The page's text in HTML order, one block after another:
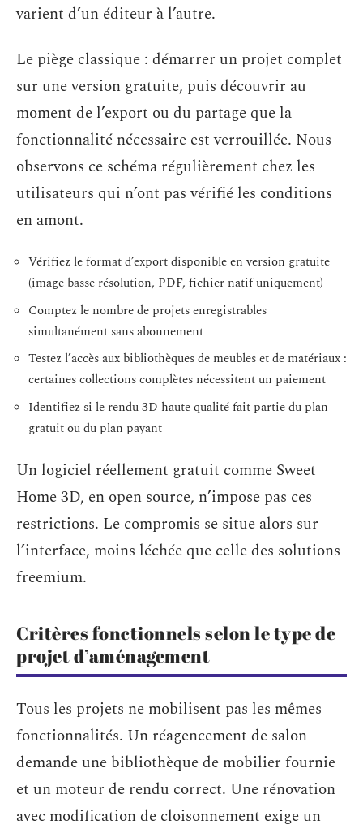
varient d’un éditeur à l’autre.
Le piège classique : démarrer un projet complet
sur une version gratuite, puis découvrir au
moment de l’export ou du partage que la
fonctionnalité nécessaire est verrouillée. Nous
observons ce schéma régulièrement chez les
utilisateurs qui n’ont pas vérifié les conditions
en amont.
Vérifiez le format d’export disponible en version gratuite
(image basse résolution, PDF, fichier natif uniquement)
Comptez le nombre de projets enregistrables
simultanément sans abonnement
Testez l’accès aux bibliothèques de meubles et de matériaux :
certaines collections complètes nécessitent un paiement
Identifiez si le rendu 3D haute qualité fait partie du plan
gratuit ou du plan payant
Un logiciel réellement gratuit comme Sweet
Home 3D, en open source, n’impose pas ces
restrictions. Le compromis se situe alors sur
l’interface, moins léchée que celle des solutions
freemium.
Critères fonctionnels selon le type de
projet d’aménagement
Tous les projets ne mobilisent pas les mêmes
fonctionnalités. Un réagencement de salon
demande une bibliothèque de mobilier fournie
et un moteur de rendu correct. Une rénovation
avec modification de cloisonnement exige un